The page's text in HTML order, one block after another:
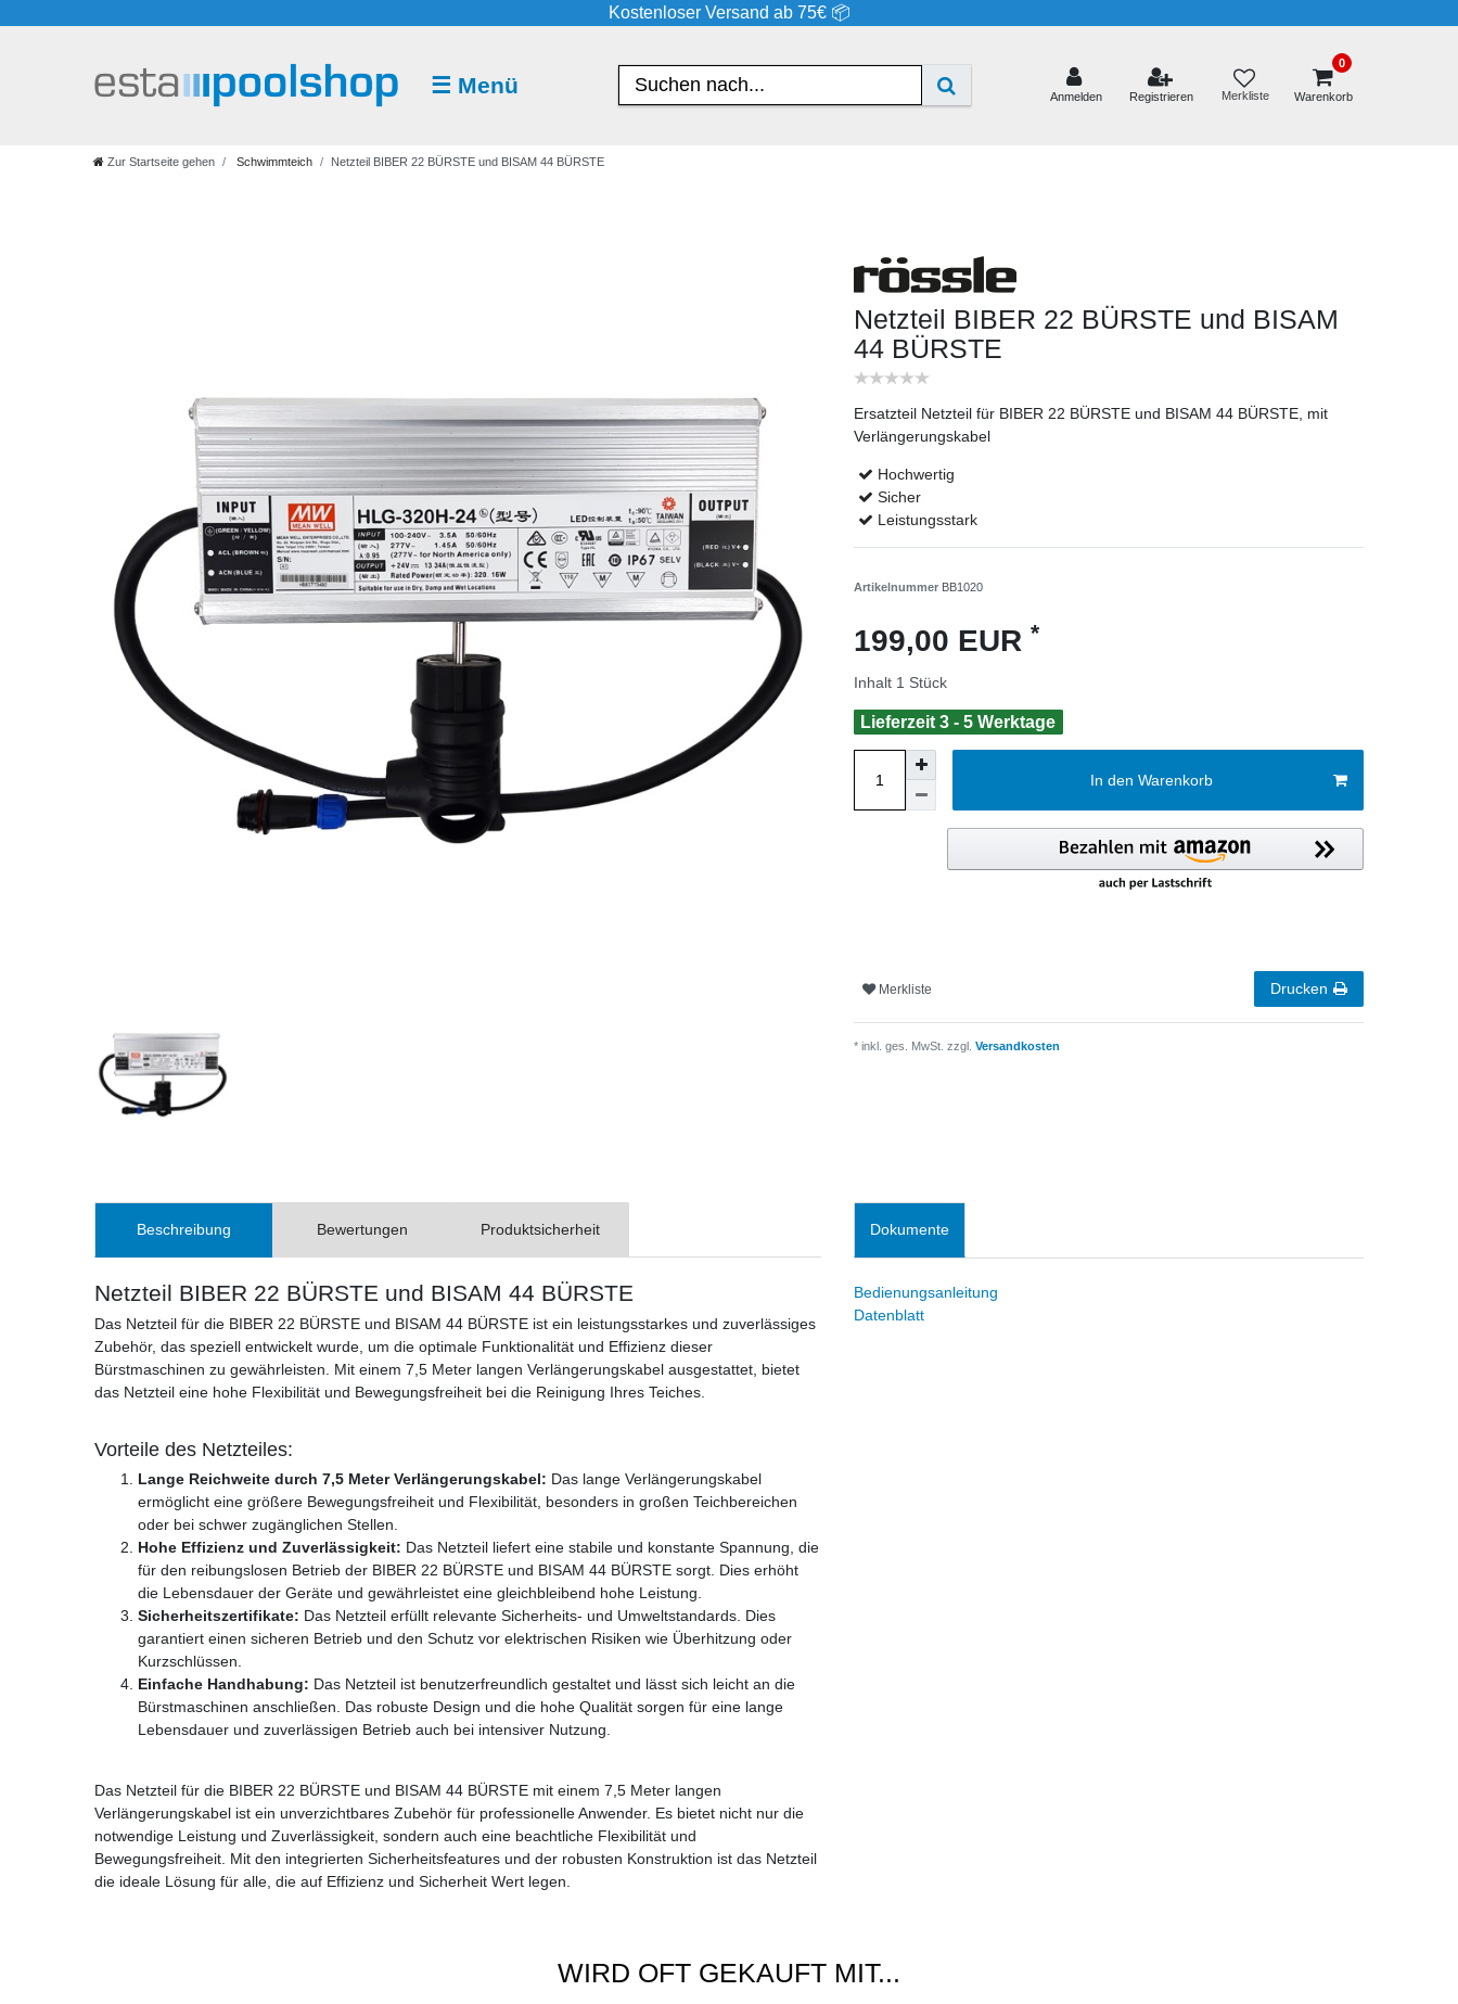
Kostenloser Versand ab 75€ 📦
☰ Menü Anmelden Registrieren Merkliste
0
Warenkorb
Zur Startseite gehen Schwimmteich Netzteil BIBER 22 BÜRSTE und BISAM 44 BÜRSTE
Schwimmteich
Netzteil BIBER 22 BÜRSTE und BISAM
44 BÜRSTE
Ersatzteil Netzteil für BIBER 22 BÜRSTE und BISAM 44 BÜRSTE, mit
Verlängerungskabel
Hochwertig
Sicher
Leistungsstark
Artikelnummer BB1020
199,00 EUR *
Inhalt 1 Stück
Lieferzeit 3 - 5 Werktage
In den Warenkorb
Merkliste Drucken
* inkl. ges. MwSt. zzgl. Versandkosten
Beschreibung Bewertungen Produktsicherheit
Netzteil BIBER 22 BÜRSTE und BISAM 44 BÜRSTE
Das Netzteil für die BIBER 22 BÜRSTE und BISAM 44 BÜRSTE ist ein leistungsstarkes und zuverlässiges
Zubehör, das speziell entwickelt wurde, um die optimale Funktionalität und Effizienz dieser
Bürstmaschinen zu gewährleisten. Mit einem 7,5 Meter langen Verlängerungskabel ausgestattet, bietet
das Netzteil eine hohe Flexibilität und Bewegungsfreiheit bei die Reinigung Ihres Teiches.
Vorteile des Netzteiles:
Lange Reichweite durch 7,5 Meter Verlängerungskabel: Das lange Verlängerungskabel
ermöglicht eine größere Bewegungsfreiheit und Flexibilität, besonders in großen Teichbereichen
oder bei schwer zugänglichen Stellen.
Hohe Effizienz und Zuverlässigkeit: Das Netzteil liefert eine stabile und konstante Spannung, die
für den reibungslosen Betrieb der BIBER 22 BÜRSTE und BISAM 44 BÜRSTE sorgt. Dies erhöht
die Lebensdauer der Geräte und gewährleistet eine gleichbleibend hohe Leistung.
Sicherheitszertifikate: Das Netzteil erfüllt relevante Sicherheits- und Umweltstandards. Dies
garantiert einen sicheren Betrieb und den Schutz vor elektrischen Risiken wie Überhitzung oder
Kurzschlüssen.
Einfache Handhabung: Das Netzteil ist benutzerfreundlich gestaltet und lässt sich leicht an die
Bürstmaschinen anschließen. Das robuste Design und die hohe Qualität sorgen für eine lange
Lebensdauer und zuverlässigen Betrieb auch bei intensiver Nutzung.
Das Netzteil für die BIBER 22 BÜRSTE und BISAM 44 BÜRSTE mit einem 7,5 Meter langen
Verlängerungskabel ist ein unverzichtbares Zubehör für professionelle Anwender. Es bietet nicht nur die
notwendige Leistung und Zuverlässigkeit, sondern auch eine beachtliche Flexibilität und
Bewegungsfreiheit. Mit den integrierten Sicherheitsfeatures und der robusten Konstruktion ist das Netzteil
die ideale Lösung für alle, die auf Effizienz und Sicherheit Wert legen.
Dokumente
Bedienungsanleitung
Datenblatt
WIRD OFT GEKAUFT MIT...